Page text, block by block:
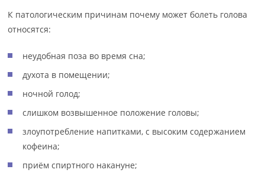
К патологическим причинам почему может болеть голова
относятся:
неудобная поза во время сна;
духота в помещении;
ночной голод;
слишком возвышенное положение головы;
злоупотребление напитками, с высоким содержанием
кофеина;
приём спиртного накануне;